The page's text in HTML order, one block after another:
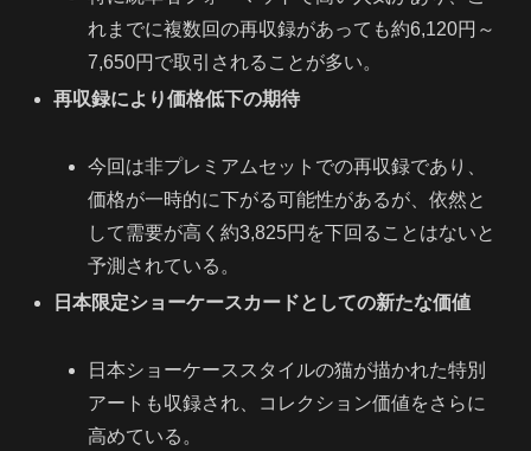
れまでに複数回の再収録があっても約6,120円～
7,650円で取引されることが多い。
再収録により価格低下の期待
今回は非プレミアムセットでの再収録であり、
価格が一時的に下がる可能性があるが、依然と
して需要が高く約3,825円を下回ることはないと
予測されている。
日本限定ショーケースカードとしての新たな価値
日本ショーケーススタイルの猫が描かれた特別
アートも収録され、コレクション価値をさらに
高めている。